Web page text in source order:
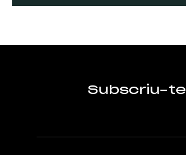
Subscriu-te